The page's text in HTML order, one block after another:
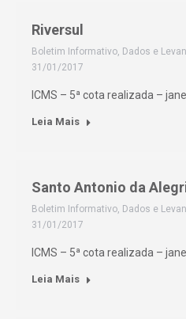
Riversul
Boletim Informativo, Dados e
31/01/2017
ICMS – 5ª cota realizada –
Leia Mais
Santo Antonio da
Boletim Informativo, Dados e
31/01/2017
ICMS – 5ª cota realizada –
Leia Mais